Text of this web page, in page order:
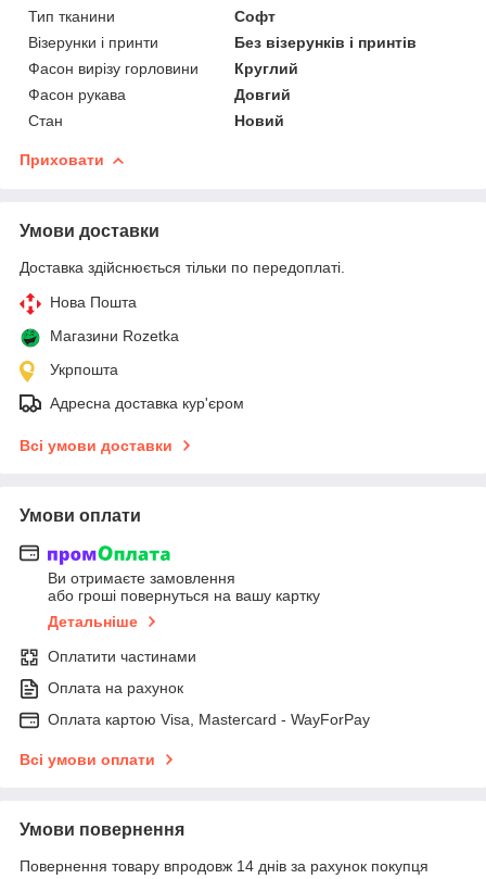
Тип тканини
Софт
Візерунки і принти
Без візерунків і принтів
Фасон вирізу горловини
Круглий
Фасон рукава
Довгий
Стан
Новий
Приховати
Умови доставки
Доставка здійснюється тільки по передоплаті.
Нова Пошта
Магазини Rozetka
Укрпошта
Адресна доставка кур'єром
Всі умови доставки
Умови оплати
Ви отримаєте замовлення
або гроші повернуться на вашу картку
Детальніше
Оплатити частинами
Оплата на рахунок
Оплата картою Visa, Mastercard - WayForPay
Всі умови оплати
Умови повернення
Повернення товару впродовж 14 днів за рахунок покупця